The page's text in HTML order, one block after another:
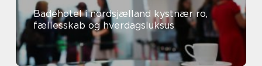
Badehotel i nordsjælland kystnær ro,
fællesskab og hverdagsluksus